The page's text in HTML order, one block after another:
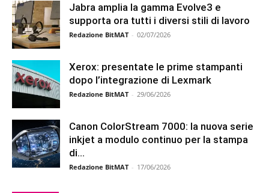
Jabra amplia la gamma Evolve3 e
supporta ora tutti i diversi stili di lavoro
Redazione BitMAT - 02/07/2026
Xerox: presentate le prime stampanti
dopo l’integrazione di Lexmark
Redazione BitMAT - 29/06/2026
Canon ColorStream 7000: la nuova serie
inkjet a modulo continuo per la stampa
di...
Redazione BitMAT - 17/06/2026